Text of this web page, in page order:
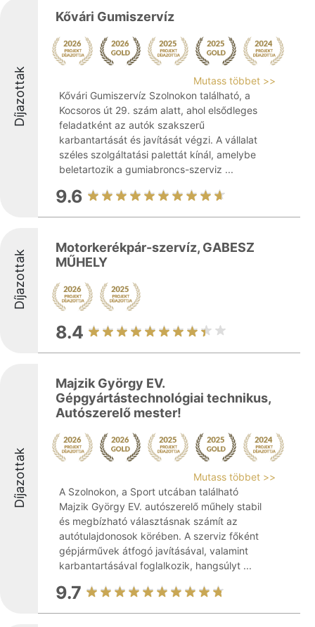
Díjazottak
Kővári Gumiszervíz
Mutass többet >>
Kővári Gumiszervíz Szolnokon található, a
Kocsoros út 29. szám alatt, ahol elsődleges
feladatként az autók szakszerű
karbantartását és javítását végzi. A vállalat
széles szolgáltatási palettát kínál, amelybe
beletartozik a gumiabroncs-szerviz ...
9.6
Díjazottak
Motorkerékpár-szervíz, GABESZ
MŰHELY
8.4
Díjazottak
Majzik György EV.
Gépgyártástechnológiai technikus,
Autószerelő mester!
Mutass többet >>
A Szolnokon, a Sport utcában található
Majzik György EV. autószerelő műhely stabil
és megbízható választásnak számít az
autótulajdonosok körében. A szerviz főként
gépjárművek átfogó javításával, valamint
karbantartásával foglalkozik, hangsúlyt ...
9.7